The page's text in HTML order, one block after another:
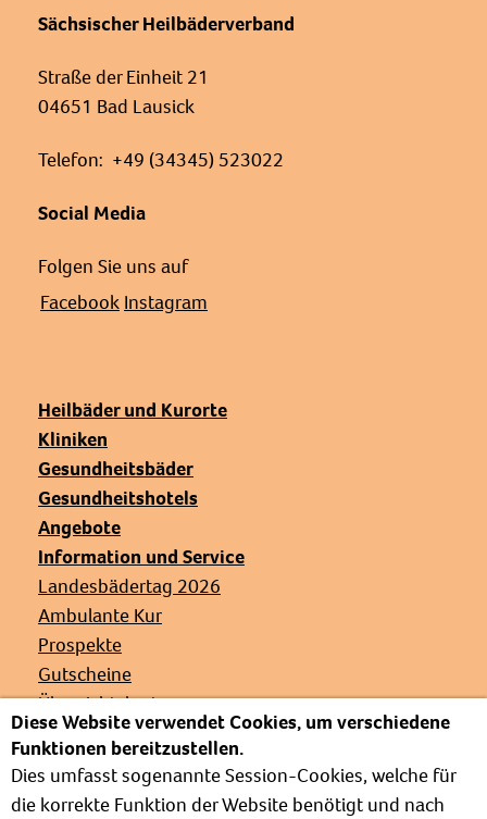
Sächsischer Heilbäderverband
Straße der Einheit 21
04651 Bad Lausick
Telefon: +49 (34345) 523022
Social Media
Folgen Sie uns auf
Facebook Instagram
Heilbäder und Kurorte
Kliniken
Gesundheitsbäder
Gesundheitshotels
Angebote
Information und Service
Landesbädertag 2026
Ambulante Kur
Prospekte
Gutscheine
Übersichtskarte
Veranstaltungen
Presse
Links
Diese Website verwendet Cookies, um verschiedene
Funktionen bereitzustellen.
Dies umfasst sogenannte Session-Cookies, welche für
die korrekte Funktion der Website benötigt und nach